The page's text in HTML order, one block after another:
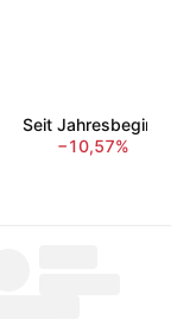
Seit Jahresbeginn
−10,57%